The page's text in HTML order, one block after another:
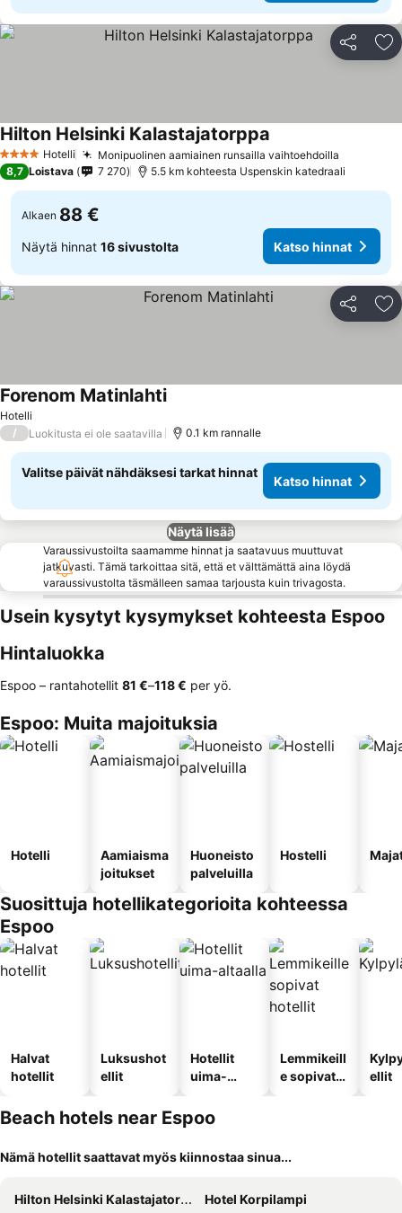
Jaa
4 Tähtiluokitus
Hotelli Monipuolinen aamiainen runsailla vaihtoehdoilla
Hilton Helsinki Kalastajatorppa
8,7 Loistava 7 270 5.5 km kohteesta Uspenskin katedraali
Alkaen 88 €
Näytä hinnat 16 sivustolta Katso hinnat
Jaa
Hotelli
Forenom MatinlahtiKatso hinnat
/ Luokitusta ei ole saatavilla 0.1 km rannalle
Valitse päivät nähdäksesi tarkat hinnat
Katso hinnat
Näytä lisää
Varaussivustoilta saamamme hinnat ja saatavuus muuttuvat
jatkuvasti. Tämä tarkoittaa sitä, että et välttämättä aina löydä
varaussivustolta täsmälleen samaa tarjousta kuin trivagosta.
Usein kysytyt kysymykset kohteesta Espoo
Hintaluokka
Espoo – rantahotellit ‎81 €–‎118 € per yö.
Espoo: Muita majoituksia
Hotelli
Aamiaisma
joitukset
Huoneisto
palveluilla
Hostelli
Suosittuja hotellikategorioita kohteessa
Espoo
Halvat
hotellit
Luksushot
ellit
Hotellit
uima-
Lemmikeill
e sopivat
ellit
Beach hotels near Espoo
Nämä hotellit saattavat myös kiinnostaa sinua...
Hilton Helsinki Kalastajatorppa
Hotel Korpilampi